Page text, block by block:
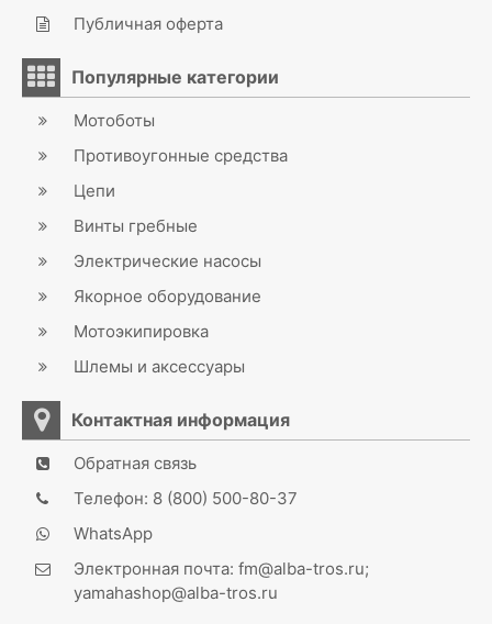
Публичная оферта
Популярные категории
Мотоботы
Противоугонные средства
Цепи
Винты гребные
Электрические насосы
Якорное оборудование
Мотоэкипировка
Шлемы и аксессуары
Контактная информация
Обратная связь
Телефон: 8 (800) 500-80-37
WhatsApp
Электронная почта: fm@alba-tros.ru;
yamahashop@alba-tros.ru